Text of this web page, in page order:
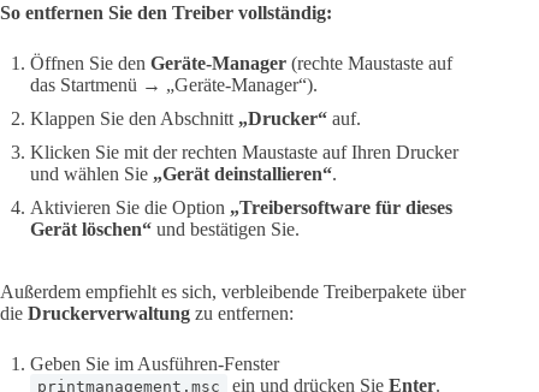
So entfernen Sie den Treiber vollständig:
Öffnen Sie den Geräte-Manager (rechte Maustaste auf
das Startmenü → „Geräte-Manager“).
Klappen Sie den Abschnitt „Drucker“ auf.
Klicken Sie mit der rechten Maustaste auf Ihren Drucker
und wählen Sie „Gerät deinstallieren“.
Aktivieren Sie die Option „Treibersoftware für dieses
Gerät löschen“ und bestätigen Sie.
Außerdem empfiehlt es sich, verbleibende Treiberpakete über
die Druckerverwaltung zu entfernen:
Geben Sie im Ausführen-Fenster
printmanagement.msc ein und drücken Sie Enter.